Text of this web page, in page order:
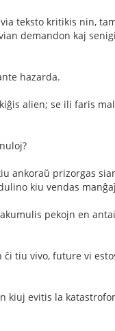
teksto kritikis nin,
demandon kaj
hazarda.
alien; se ili faris
ankoraŭ prizorgas
kiu vendas
pekojn en
tiu vivo, future vi
kiuj evitis la